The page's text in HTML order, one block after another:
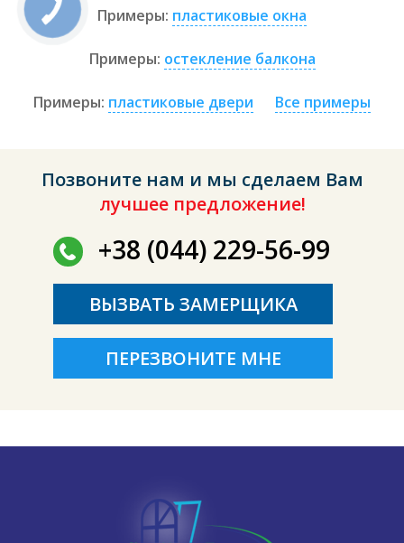
Примеры: пластиковые окна
Примеры: остекление балкона
Примеры: пластиковые двери Все примеры
Позвоните нам и мы сделаем Вам
лучшее предложение!
+38 (044) 229-56-99
ВЫЗВАТЬ ЗАМЕРЩИКА
ПЕРЕЗВОНИТЕ МНЕ